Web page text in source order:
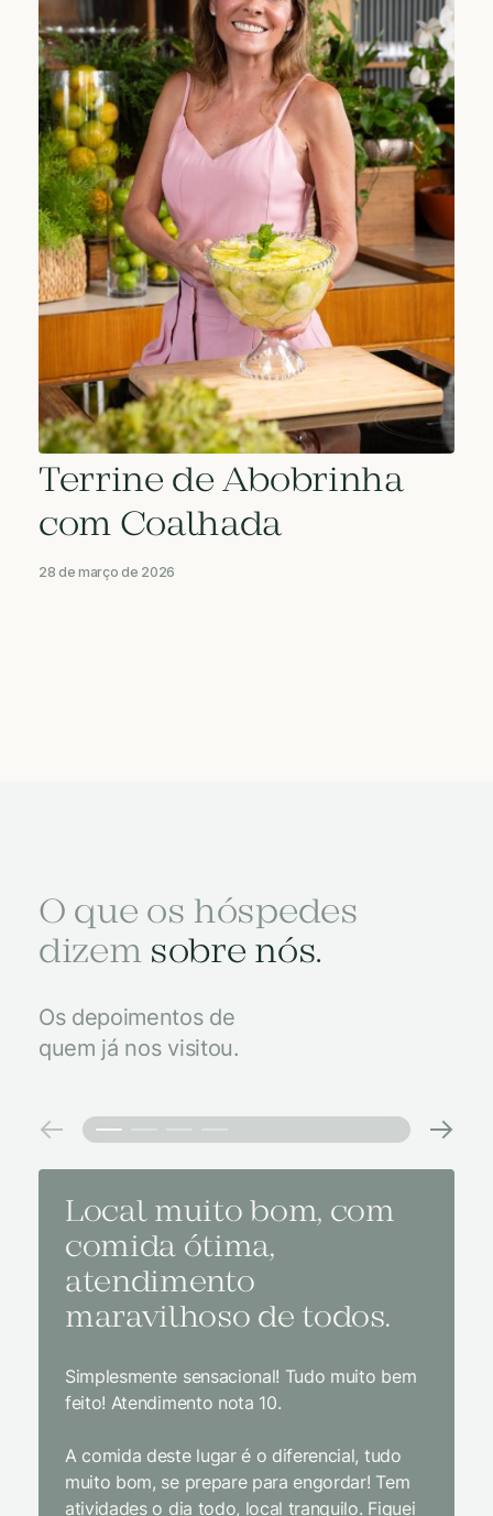
Terrine de Abobrinha
com Coalhada
28 de março de 2026
O que os hóspedes
dizem sobre nós.
Os depoimentos de
quem já nos visitou.
Local muito bom, com
comida ótima,
atendimento
maravilhoso de todos.
Simplesmente sensacional! Tudo muito bem
feito! Atendimento nota 10.
A comida deste lugar é o diferencial, tudo
muito bom, se prepare para engordar! Tem
atividades o dia todo, local tranquilo. Fiquei